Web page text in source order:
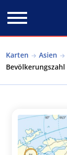
Karten Asien